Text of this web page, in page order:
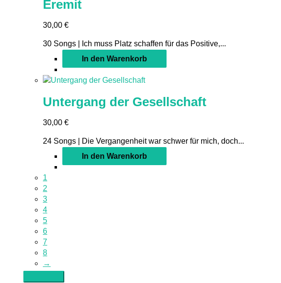
Eremit
30,00 €
30 Songs | Ich muss Platz schaffen für das Positive,...
In den Warenkorb
Untergang der Gesellschaft
30,00 €
24 Songs | Die Vergangenheit war schwer für mich, doch...
In den Warenkorb
1
2
3
4
5
6
7
8
→